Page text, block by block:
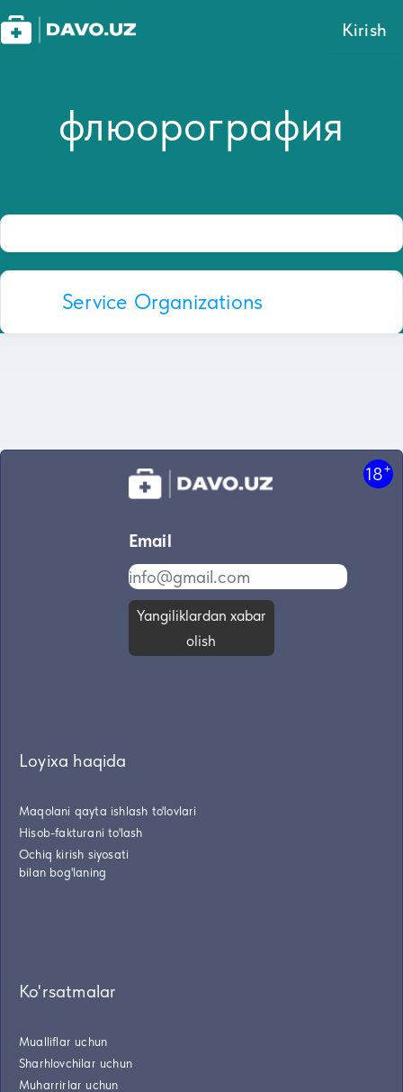
Kirish
флюорография
Service Organizations
18+
Email
Yangiliklardan xabar
olish
Loyixa haqida
Maqolani qayta ishlash to'lovlari
Hisob-fakturani to'lash
Ochiq kirish siyosati
bilan bog'laning
Ko'rsatmalar
Mualliflar uchun
Sharhlovchilar uchun
Muharrirlar uchun